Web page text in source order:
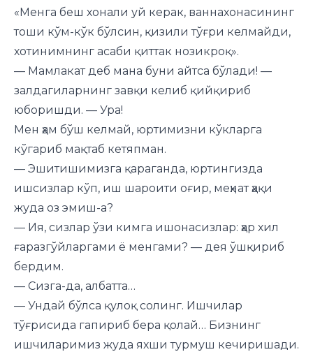
«Менга беш хонали уй керак, ваннахонасининг
тоши кўм-кўк бўлсин, қизили тўғри келмайди,
хотинимнинг асаби қиттак нозикроқ».
— Мамлакат деб мана буни айтса бўлади! —
залдагиларнинг завқи келиб қийқириб
юборишди. — Ура!
Мен ҳам бўш келмай, юртимизни кўкларга
кўгариб мақтаб кетяпман.
— Эшитишимизга қараганда, юртингизда
ишсизлар кўп, иш шароити оғир, меҳнат ҳақи
жуда оз эмиш-а?
— Ия, сизлар ўзи кимга ишонасизлар: ҳар хил
ғаразгўйларгами ё менгами? — дея ўшқириб
бердим.
— Сизга-да, албатта…
— Ундай бўлса қулоқ солинг. Ишчилар
тўғрисида гапириб бера қолай… Бизнинг
ишчиларимиз жуда яхши турмуш кечиришади.